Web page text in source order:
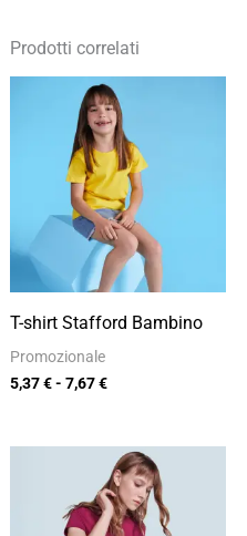
Prodotti correlati
T-shirt Stafford Bambino
Promozionale
5,37€- 7,67€
Fascia
di
prezzo:
da
5,37 €
a
7,67 €
Fascia
di
prezzo:
da